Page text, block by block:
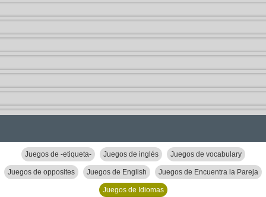
Juegos de -etiqueta- Juegos de inglés Juegos de vocabulary
Juegos de opposites Juegos de English Juegos de Encuentra la Pareja
Juegos de Idiomas